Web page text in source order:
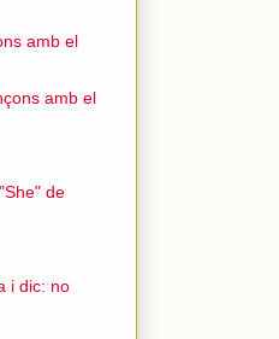
amb el
amb el
de
i dic: no